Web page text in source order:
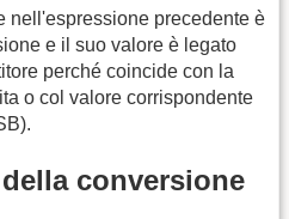
nell'espressione precedente è
e il suo valore è legato
perché coincide con la
o col valore corrispondente
conversione